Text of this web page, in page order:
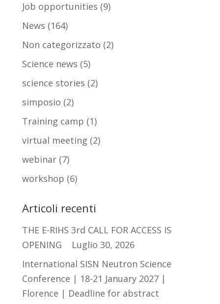
Job opportunities (9)
News (164)
Non categorizzato (2)
Science news (5)
science stories (2)
simposio (2)
Training camp (1)
virtual meeting (2)
webinar(7)
workshop (6)
Articoli recenti
THE E-RIHS 3rd CALL FOR ACCESS IS
OPENING
Luglio 30, 2026
International SISN Neutron Science
Conference | 18-21 January 2027 |
Florence | Deadline for abstract